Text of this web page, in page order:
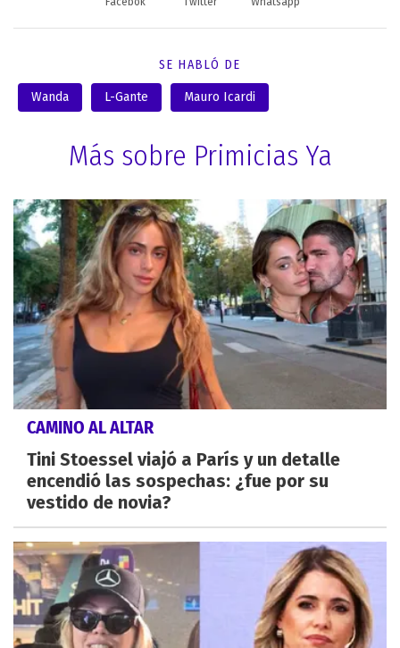
SE HABLÓ DE
Wanda L-Gante Mauro Icardi
Más sobre Primicias Ya
CAMINO AL ALTAR
Tini Stoessel viajó a París y un detalle
encendió las sospechas: ¿fue por su
vestido de novia?